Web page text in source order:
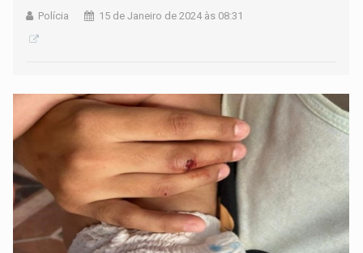
Polícia 15 de Janeiro de 2024 às 08:31